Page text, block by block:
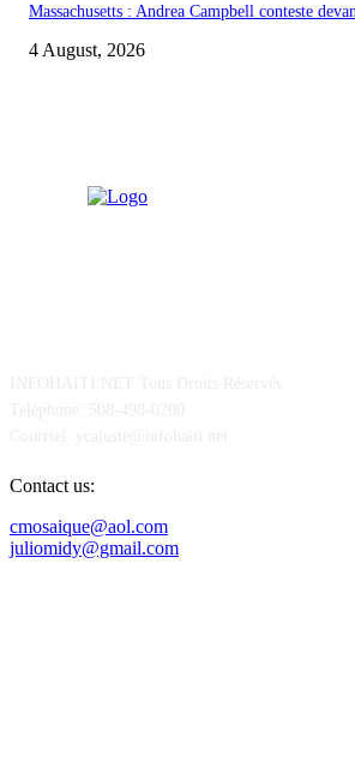
Massachusetts : Andrea Campbell conteste
4 August, 2026
Contact us:
cmosaique@aol.com
juliomidy@gmail.com